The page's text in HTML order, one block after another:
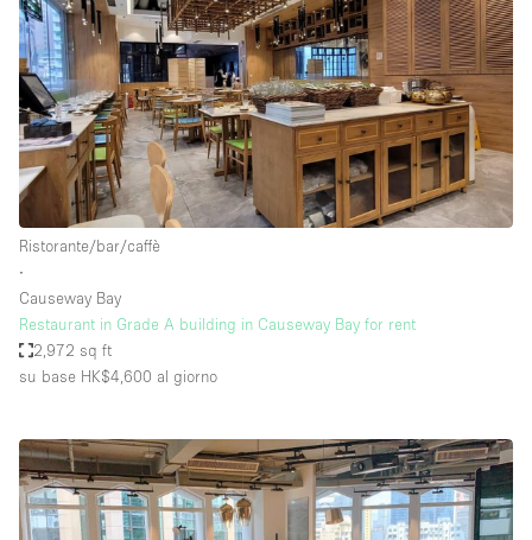
Ristorante/bar/caffè
∙
Causeway Bay
Restaurant in Grade A building in Causeway Bay for rent
2,972 sq ft
su base HK$4,600 al giorno